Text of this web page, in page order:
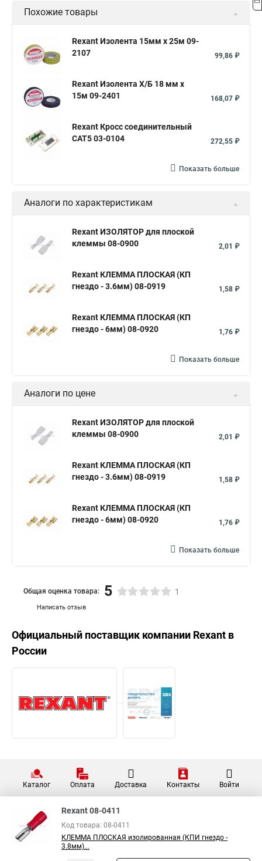
Похожие товары
Rexant Изолента 15мм х 25м 09-
2107
99,86 ₽
Rexant Изолента Х/Б 18 мм х
15м 09-2401
168,07 ₽
Rexant Кросс соединительный
CAT5 03-0104
272,55 ₽
Показать больше
Аналоги по характеристикам
Rexant ИЗОЛЯТОР для плоской
клеммы 08-0900
2,01 ₽
Rexant КЛЕММА ПЛОСКАЯ (КП
гнездо - 3.6мм) 08-0919
1,58 ₽
Rexant КЛЕММА ПЛОСКАЯ (КП
гнездо - 6мм) 08-0920
1,76 ₽
Показать больше
Аналоги по цене
Rexant ИЗОЛЯТОР для плоской
клеммы 08-0900
2,01 ₽
Rexant КЛЕММА ПЛОСКАЯ (КП
гнездо - 3.6мм) 08-0919
1,58 ₽
Rexant КЛЕММА ПЛОСКАЯ (КП
гнездо - 6мм) 08-0920
1,76 ₽
Показать больше
Написать отзыв
Общая оценка товара: 5 1
Официальный поставщик компании Rexant в
России
Каталог Оплата Доставка Контакты Войти
Rexant 08-0411
Код товара: 08-0411
КЛЕММА ПЛОСКАЯ изолированная (КПИ гнездо -
3.8мм)...